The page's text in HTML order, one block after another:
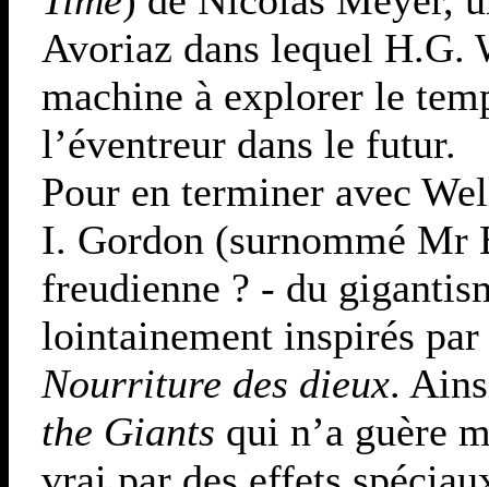
Avoriaz dans lequel H.G.
machine à explorer le
l’éventreur dans le futur.
Pour en terminer avec
I. Gordon (surnommé Mr
freudienne ? - du
lointainement inspirés
Nourriture des dieux.
the Giants qui n’a guère